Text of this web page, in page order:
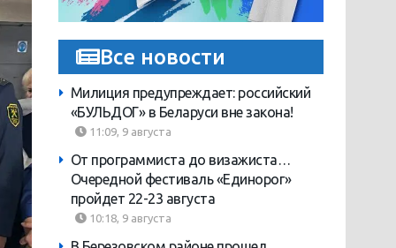
Все новости
Милиция предупреждает: российский
«БУЛЬДОГ» в Беларуси вне закона!
11:09, 9 августа
От программиста до визажиста…
Очередной фестиваль «Единорог»
пройдет 22-23 августа
10:18, 9 августа